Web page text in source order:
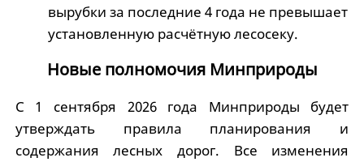
вырубки за последние 4 года не превышает
установленную расчётную лесосеку.
Новые полномочия Минприроды
С 1 сентября 2026 года Минприроды будет
утверждать правила планирования и
содержания лесных дорог. Все изменения